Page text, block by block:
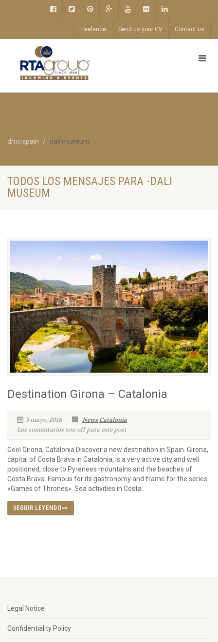
Freelance Send us your CV Contact us
dmc spain dali museum
TODOS LOS MENSAJES PARA -DALI
MUSEUM
Destination Girona – Catalonia
5 mayo, 2016 News Catalonia
Los comentarios son off para este post
Cool Girona, Catalonia Discover a new destination in Spain. Girona,
capital of Costa Brava in Catalonia, is a very active city and well
positioned, close to Pyrenees mountains and the beaches of
Costa Brava. Famous for its gastronomy and frame for the series
«Games of Thrones». Sea activities in Costa...
SEGUIR LEYENDO
Legal Notice
Confidentiality Policy